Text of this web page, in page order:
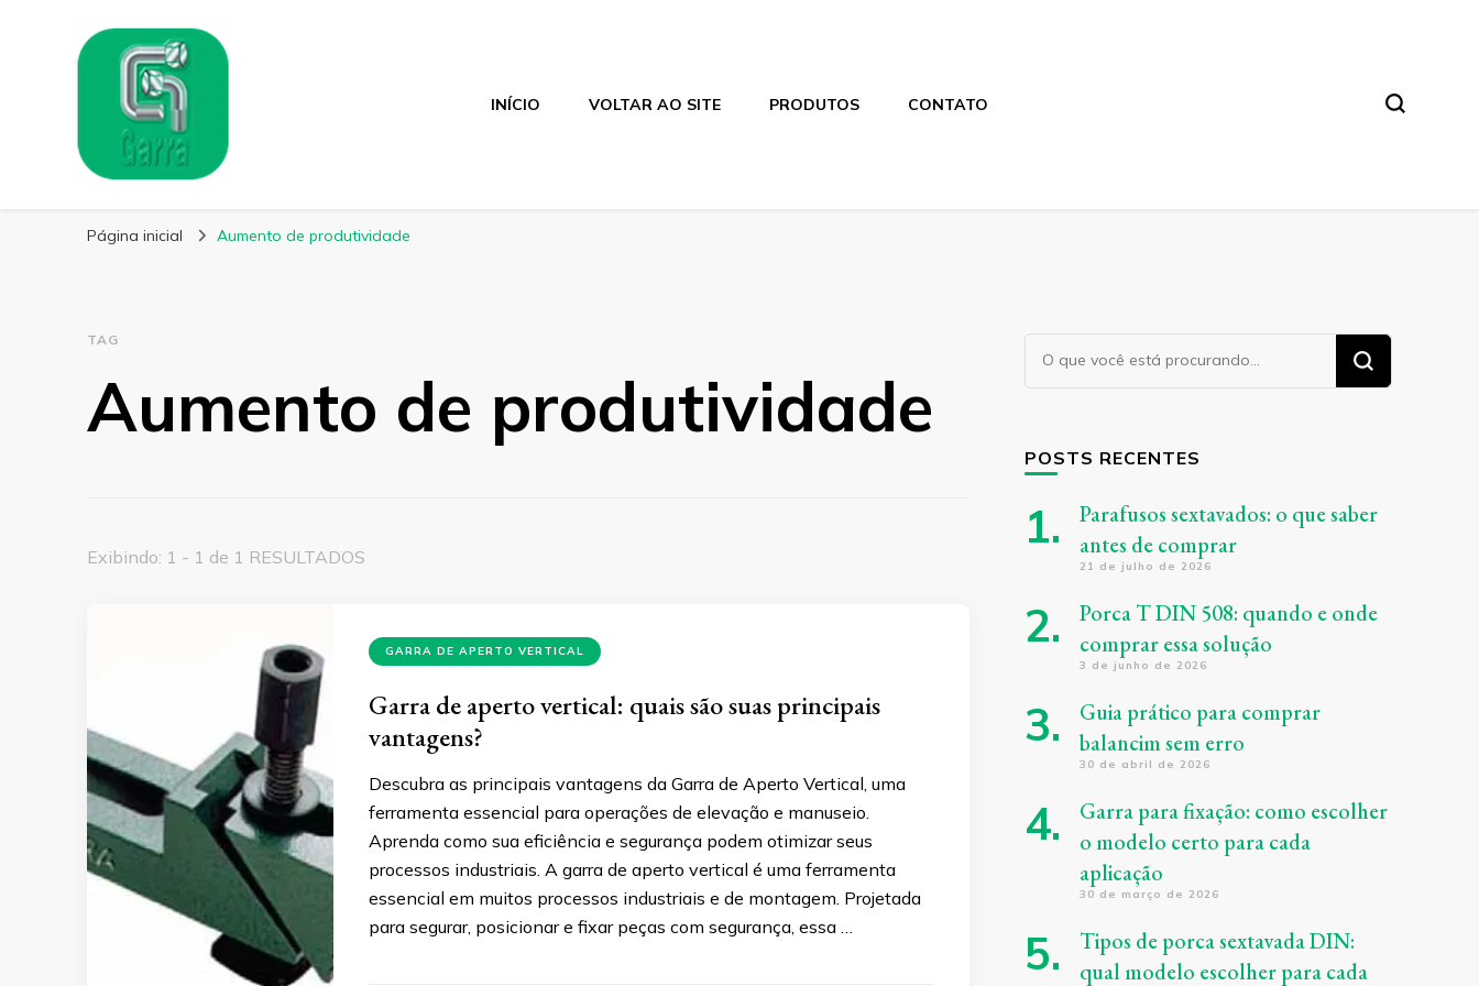
Garra Fixação
INÍCIO VOLTAR AO SITE PRODUTOS CONTATO
Página inicial Aumento de produtividade
TAG
Aumento de produtividade
Exibindo: 1 - 1 de 1 RESULTADOS
GARRA DE APERTO VERTICAL
Garra de aperto vertical: quais são suas principais
vantagens?
Descubra as principais vantagens da Garra de Aperto Vertical, uma
ferramenta essencial para operações de elevação e manuseio.
Aprenda como sua eficiência e segurança podem otimizar seus
processos industriais. A garra de aperto vertical é uma ferramenta
essencial em muitos processos industriais e de montagem. Projetada
para segurar, posicionar e fixar peças com segurança, essa …
Procurando
algo?
POSTS RECENTES
Parafusos sextavados: o que saber
antes de comprar
21 de julho de 2026
Porca T DIN 508: quando e onde
comprar essa solução
3 de junho de 2026
Guia prático para comprar
balancim sem erro
30 de abril de 2026
Garra para fixação: como escolher
o modelo certo para cada
aplicação
30 de março de 2026
Tipos de porca sextavada DIN:
qual modelo escolher para cada